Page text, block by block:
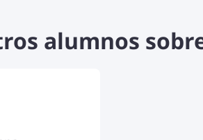
alumnos